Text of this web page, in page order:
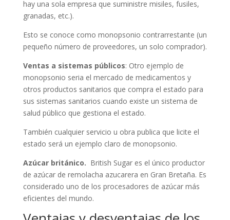
hay una sola empresa que suministre misiles, fusiles,
granadas, etc.).
Esto se conoce como monopsonio contrarrestante (un
pequeño número de proveedores, un solo comprador).
Ventas a sistemas públicos: Otro ejemplo de
monopsonio seria el mercado de medicamentos y
otros productos sanitarios que compra el estado para
sus sistemas sanitarios cuando existe un sistema de
salud público que gestiona el estado.
También cualquier servicio u obra publica que licite el
estado será un ejemplo claro de monopsonio.
Azúcar británico. British Sugar es el único productor
de azúcar de remolacha azucarera en Gran Bretaña. Es
considerado uno de los procesadores de azúcar más
eficientes del mundo.